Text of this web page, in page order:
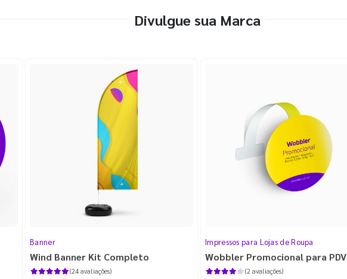
Divulgue sua Marca
Banner
Wind Banner Kit Completo
(24 avaliações)
Impressos para Lojas de Roupa
Wobbler Promocional para PDV
(2 avaliações)